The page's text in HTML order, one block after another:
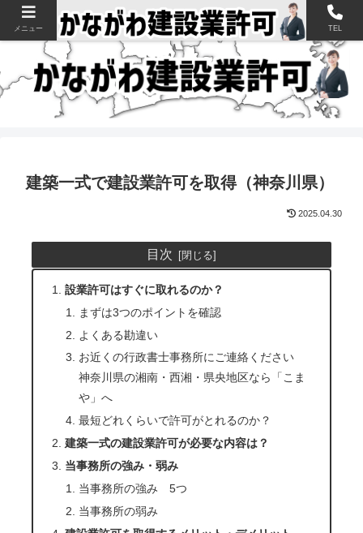
神奈川県の建設業許可申請・取得を支援【新規・更新・経審】
建築一式で建設業許可を取得（神奈川県）
2025.04.30
目次
設業許可はすぐに取れるのか？
まずは3つのポイントを確認
よくある勘違い
お近くの行政書士事務所にご連絡ください
神奈川県の湘南・西湘・県央地区なら「こま
や」へ
最短どれくらいで許可がとれるのか？
建築一式の建設業許可が必要な内容は？
当事務所の強み・弱み
当事務所の強み 5つ
当事務所の弱み
メニュー TEL